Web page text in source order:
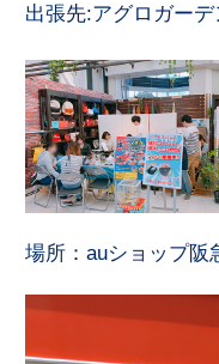
出張先:アグロガー
場所：auショップ阪